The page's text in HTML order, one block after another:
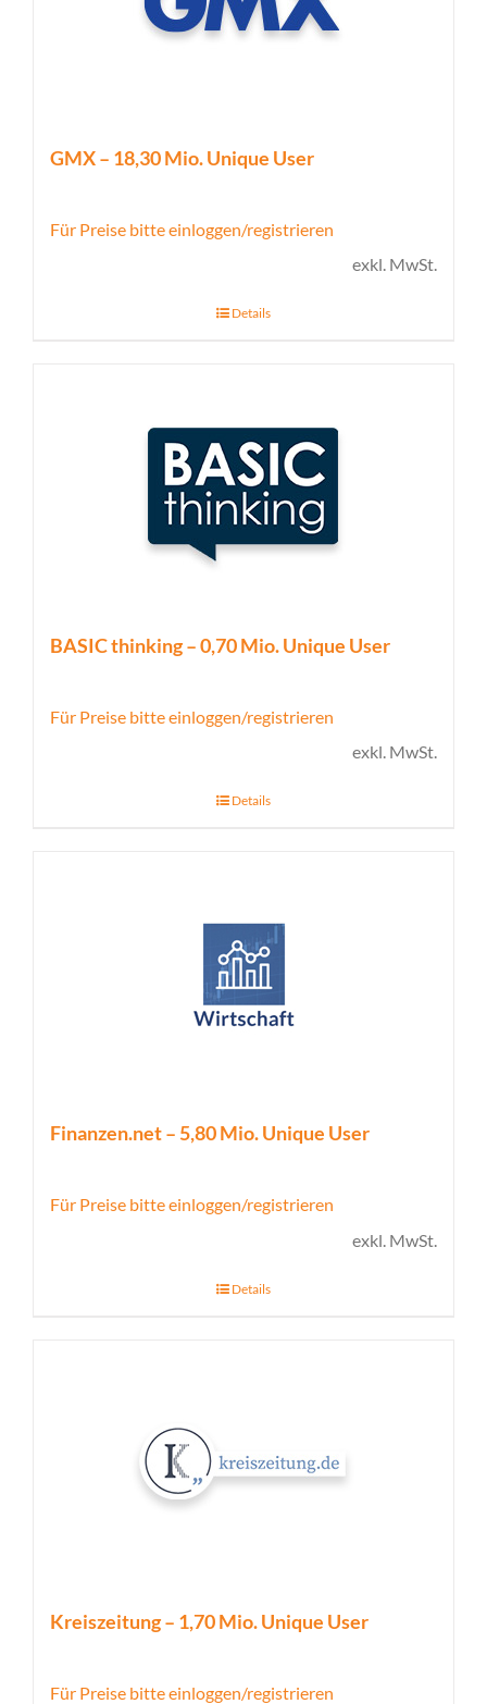
GMX – 18,30 Mio. Unique User
Für Preise bitte einloggen/registrieren
exkl. MwSt.
Details
BASIC thinking – 0,70 Mio. Unique User
Für Preise bitte einloggen/registrieren
exkl. MwSt.
Details
Finanzen.net – 5,80 Mio. Unique User
Für Preise bitte einloggen/registrieren
exkl. MwSt.
Details
Kreiszeitung – 1,70 Mio. Unique User
Für Preise bitte einloggen/registrieren